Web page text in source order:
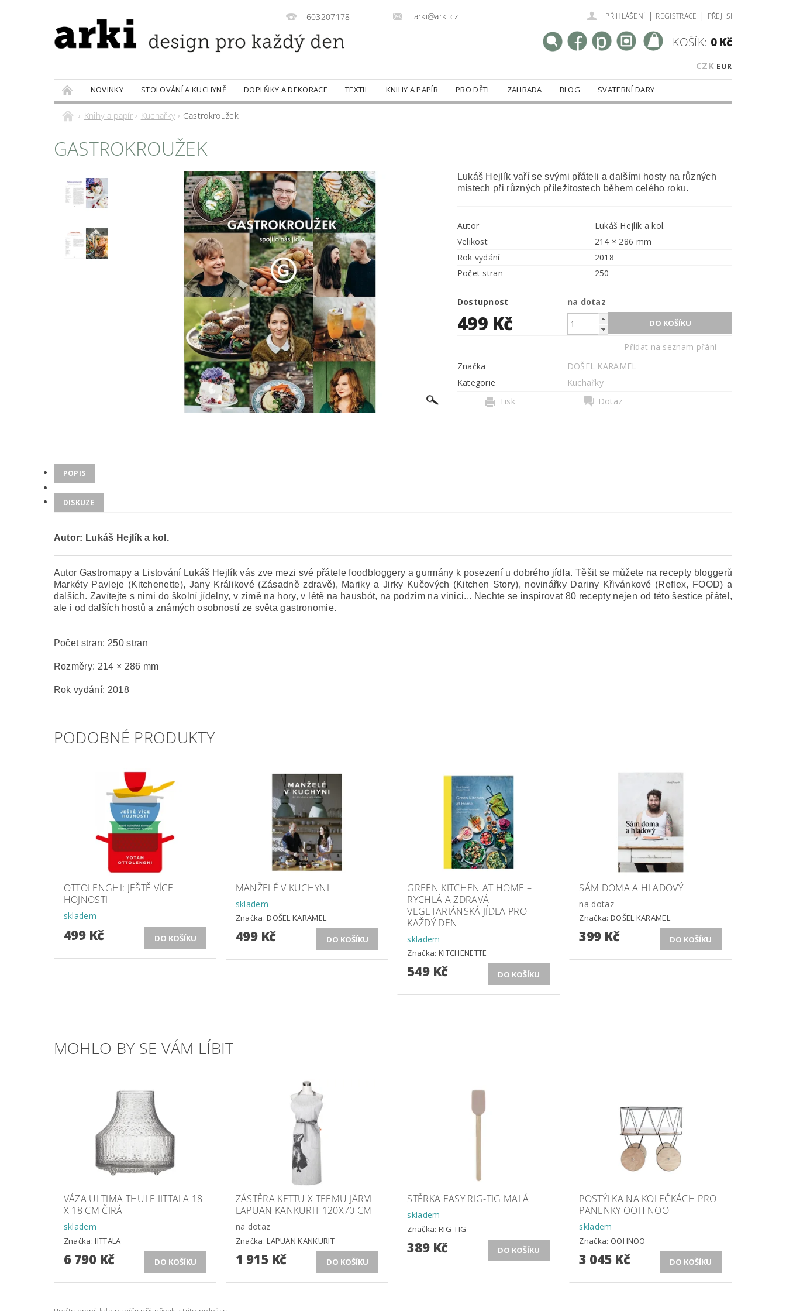
603207178 arki@arki.cz PŘIHLÁŠENÍ | REGISTRACE | PŘEJI SI
CZK EUR
KOŠÍK: 0 Kč
NOVINKY STOLOVÁNÍ A KUCHYNĚ DOPLŇKY A DEKORACE TEXTIL KNIHY A PAPÍR PRO DĚTI ZAHRADA BLOG
SVATEBNÍ DARY
PRODÁVANÉ ZNAČKY
DOBROTY
Knihy a papír Kuchařky Gastrokroužek
GASTROKROUŽEK
Lukáš Hejlík vaří se svými přáteli a dalšími hosty na různých
místech při různých příležitostech během celého roku.
Autor
Lukáš Hejlík a kol.
Velikost
214 × 286 mm
Rok vydání
2018
Počet stran
250
Dostupnost na dotaz
499 Kč
Přidat na seznam přání
Značka
DOŠEL KARAMEL
Kategorie
Kuchařky
Tisk
Dotaz
POPIS
DISKUZE
Autor: Lukáš Hejlík a kol.
Autor Gastromapy a Listování Lukáš Hejlík vás zve mezi své přátele foodbloggery a gurmány k posezení u dobrého jídla. Těšit se můžete na recepty bloggerů
Markéty Pavleje (Kitchenette), Jany Králikové (Zásadně zdravě), Mariky a Jirky Kučových (Kitchen Story), novinářky Dariny Křivánkové (Reflex, FOOD) a
dalších. Zavítejte s nimi do školní jídelny, v zimě na hory, v létě na hausbót, na podzim na vinici... Nechte se inspirovat 80 recepty nejen od této šestice přátel,
ale i od dalších hostů a známých osobností ze světa gastronomie.
Počet stran: 250 stran
Rozměry: 214 × 286 mm
Rok vydání: 2018
PODOBNÉ PRODUKTY
OTTOLENGHI: JEŠTĚ VÍCE
HOJNOSTI
skladem
499 Kč
MANŽELÉ V KUCHYNI
skladem
Značka:DOŠEL KARAMEL
499 Kč
GREEN KITCHEN AT HOME –
RYCHLÁ A ZDRAVÁ
VEGETARIÁNSKÁ JÍDLA PRO
KAŽDÝ DEN
skladem
Značka:KITCHENETTE
549 Kč
SÁM DOMA A HLADOVÝ
na dotaz
Značka: DOŠEL KARAMEL
399 Kč
MOHLO BY SE VÁM LÍBIT
VÁZA ULTIMA THULE IITTALA 18
X 18 CM ČIRÁ
skladem
Značka:IITTALA
6 790 Kč
ZÁSTĚRA KETTU X TEEMU JÄRVI
LAPUAN KANKURIT 120X70 CM
na dotaz
Značka:LAPUAN KANKURIT
1 915 Kč
STĚRKA EASY RIG-TIG MALÁ
skladem
Značka:RIG-TIG
389 Kč
POSTÝLKA NA KOLEČKÁCH PRO
PANENKY OOH NOO
skladem
Značka: OOHNOO
3 045 Kč